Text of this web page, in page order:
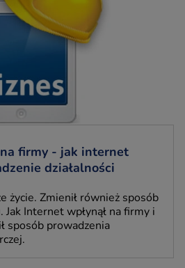
firmy - jak internet
działalności
życie. Zmienił również sposób
Internet wpłynął na firmy i
sposób prowadzenia